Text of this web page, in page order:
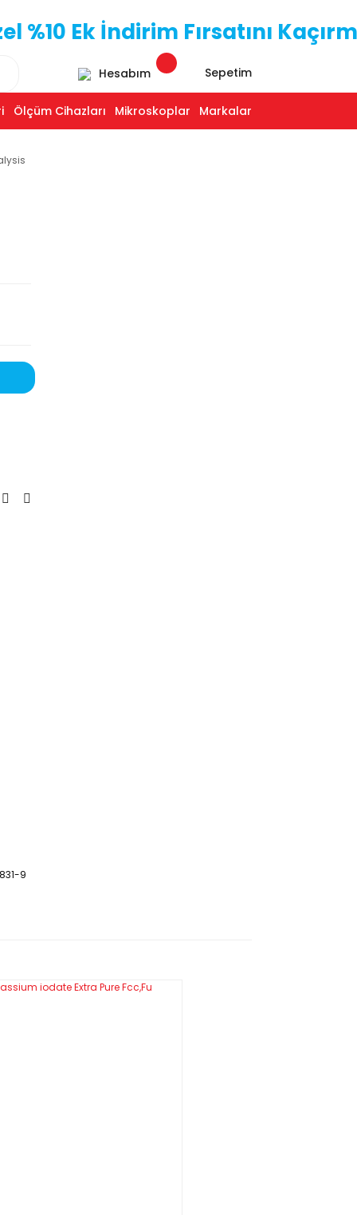
Ek İndirim Fırsatını
Hesabım Sepetim
Ölçüm Cihazları Mikroskoplar Markalar
9